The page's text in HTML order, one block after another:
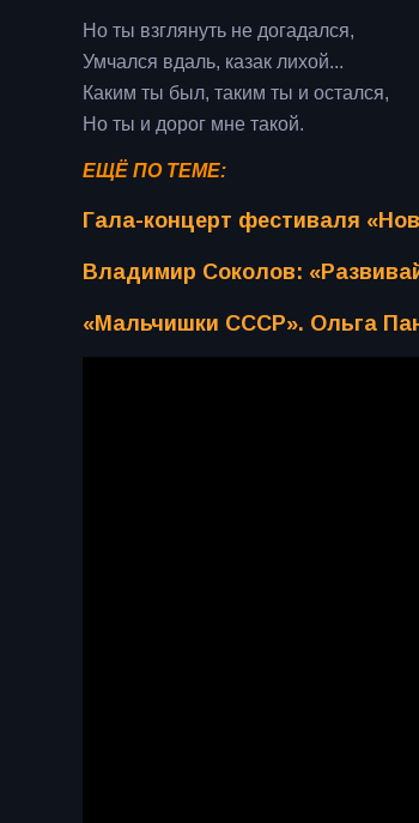
Но ты взглянуть не догадался,
Умчался вдаль, казак лихой...
Каким ты был, таким ты и остался,
Но ты и дорог мне такой.
ЕЩЁ ПО ТЕМЕ:
Гала-концерт фестиваля
Владимир Соколов:
«Мальчишки СССР». Ольга